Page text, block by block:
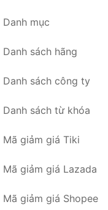
Danh mục
Danh sách hãng
Danh sách công ty
Danh sách từ khóa
Mã giảm giá Tiki
Mã giảm giá Lazada
Mã giảm giá Shopee